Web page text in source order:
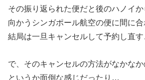
その振り返られた便だと後のハノイ
向かうシンガポール航空の便に間に合
結局は一旦キャンセルして予約し直
で、そのキャンセルの方法がなかな
というか面倒な感じだったり…